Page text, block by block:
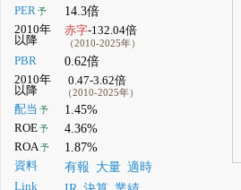
PER予 14.3倍
2010年
以降
赤字-132.04倍
（2010-2025年）
PBR 0.62倍
2010年
以降
0.47-3.62倍
（2010-2025年）
配当 予 1.45%
ROE予 4.36%
ROA 予 1.87%
資料 有報 大量 適時
Link